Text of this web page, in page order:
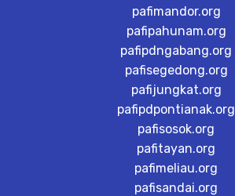
pafimandor.org
pafipahunam.org
pafipdngabang.org
pafisegedong.org
pafijungkat.org
pafipdpontianak.org
pafisosok.org
pafitayan.org
pafimeliau.org
pafisandai.org